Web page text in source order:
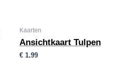
Kaarten
Ansichtkaart Tulpen
€ 1,99